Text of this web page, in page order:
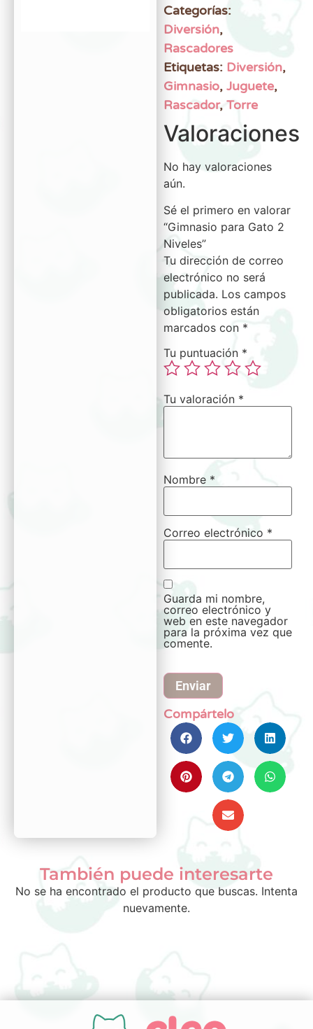
Categorías:
Diversión,
Rascadores
Etiquetas: Diversión,
Gimnasio, Juguete,
Rascador, Torre
Valoraciones
No hay valoraciones
aún.
Sé el primero en valorar
“Gimnasio para Gato 2
Niveles”
Tu dirección de correo
electrónico no será
publicada. Los campos
obligatorios están
marcados con *
Tu puntuación *
Tu valoración *
Nombre *
Correo electrónico *
Guarda mi nombre,
correo electrónico y
web en este navegador
para la próxima vez que
comente.
Compártelo
También puede interesarte
No se ha encontrado el producto que buscas. Intenta
nuevamente.